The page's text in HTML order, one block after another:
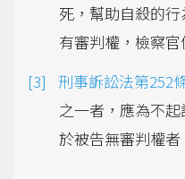
死，幫助自殺的
有審判權，檢察
刑事訴訟法第252
之一者，應為不
於被告無審判權者